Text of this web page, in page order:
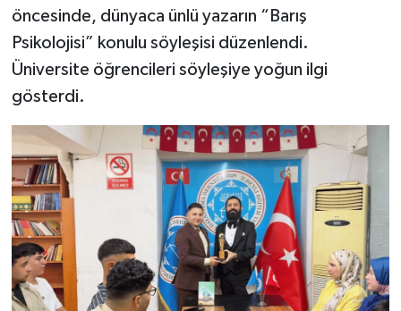
öncesinde, dünyaca ünlü yazarın “Barış
Psikolojisi” konulu söyleşisi düzenlendi.
Üniversite öğrencileri söyleşiye yoğun ilgi
gösterdi.